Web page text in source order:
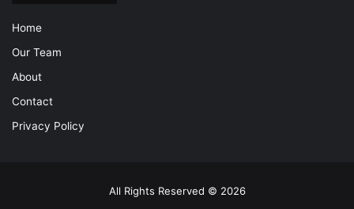
Home
Our Team
About
Contact
Privacy Policy
All Rights Reserved © 2026